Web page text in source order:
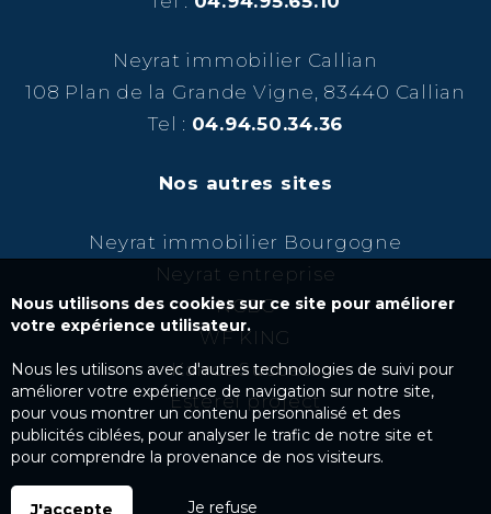
Neyrat immobilier Callian
108 Plan de la Grande Vigne, 83440 Callian
Tel : 04.94.50.34.36
Nos autres sites
Neyrat immobilier Bourgogne
Neyrat entreprise
NCBC
WF KING
Kairos Success
Esterel project
Nous utilisons des cookies sur ce site pour améliorer
votre expérience utilisateur.
Nous les utilisons avec d'autres technologies de suivi pour
améliorer votre expérience de navigation sur notre site,
pour vous montrer un contenu personnalisé et des
publicités ciblées, pour analyser le trafic de notre site et
pour comprendre la provenance de nos visiteurs.
J'accepte Je refuse